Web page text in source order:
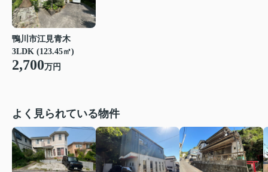
鴨川市江見青木
3LDK (123.45㎡)
2,700万円
よく見られている物件